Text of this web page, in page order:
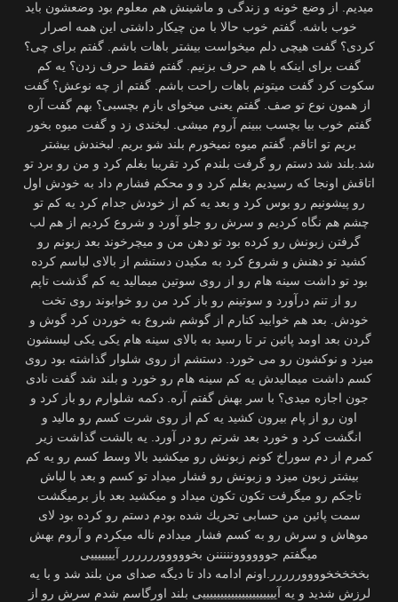
میدیم. از وضع خونه و زندگی و ماشینش هم معلوم بود وضعشون باید
خوب باشه. گفتم خوب حالا با من چیكار داشتی این همه اصرار
كردی؟ گفت هیچی دلم میخواست بیشتر باهات باشم. گفتم برای چی؟
گفت برای اینكه با هم حرف بزنیم. گفتم فقط حرف زدن؟ یه كم
سكوت كرد گفت میتونم باهات راحت باشم. گفتم از چه نوعش؟ گفت
از همون نوع تو صف. گفتم یعنی میخوای بازم بچسبی؟ بهم گفت آره
گفتم خوب بیا بچسب ببینم آروم میشی. لبخندی زد و گفت میوه بخور
بریم تو اتاقم. گفتم میوه نمیخورم بلند شو بریم. لبخندش بیشتر
شد.بلند شد دستم رو گرفت بلندم كرد تقریبا بغلم كرد و من رو برد تو
اتاقش اونجا كه رسیدیم بغلم كرد و و محكم فشارم داد به خودش اول
رو پیشونیم رو بوس كرد و بعد یه كم از خودش جدام كرد یه كم تو
چشم هم نگاه كردیم و سرش رو جلو آورد و شروع كردیم از هم لب
گرفتن زبونش رو كرده بود تو دهن من و میچرخوند بعد زبونم رو
كشید تو دهنش و شروع كرد به مكیدن دستشم از بالای لباسم كرده
بود تو داشت سینه هام رو از روی سوتین میمالید یه كم گذشت تاپم
رو از تنم درآورد و سوتینم رو باز كرد من رو خوابوند روی تخت
خودش. بعد هم خوابید كنارم از گوشم شروع به خوردن كرد گوش و
گردن بعد اومد پائین تر تا رسید به بالای سینه هام یكی یكی لیسشون
میزد و نوكشون رو می خورد. دستشم از روی شلوار گذاشته بود روی
كسم داشت میمالیدش یه كم سینه هام رو خورد و بلند شد گفت نادی
جون اجازه میدی؟ با سر بهش گفتم آره. دكمه شلوارم رو باز كرد و
اون رو از پام بیرون كشید یه كم از روی شرت كسم رو مالید و
انگشت کرد و خورد بعد شرتم رو در آورد. یه بالشت گذاشت زیر
كمرم از دم سوراخ كونم زبونش رو میكشید بالا وسط كسم رو یه كم
بیشتر زبون میزد و زبونش رو فشار میداد تو كسم و بعد با لباش
تاجكم رو میگرفت تكون تكون میداد و میكشید بعد باز برمیگشت
سمت پائین من حسابی تحریك شده بودم دستم رو كرده بود لای
موهاش و سرش رو به كسم فشار میدادم ناله میكردم و آروم بهش
میگفتم جوووووونننننن بخووووورررررر آیییییییی
بخخخخخووووررررر.اونم ادامه داد تا دیگه صدای من بلند شد و با یه
لرزش شدید و یه آیییییییییییییییییییییی بلند اورگاسم شدم سرش رو از